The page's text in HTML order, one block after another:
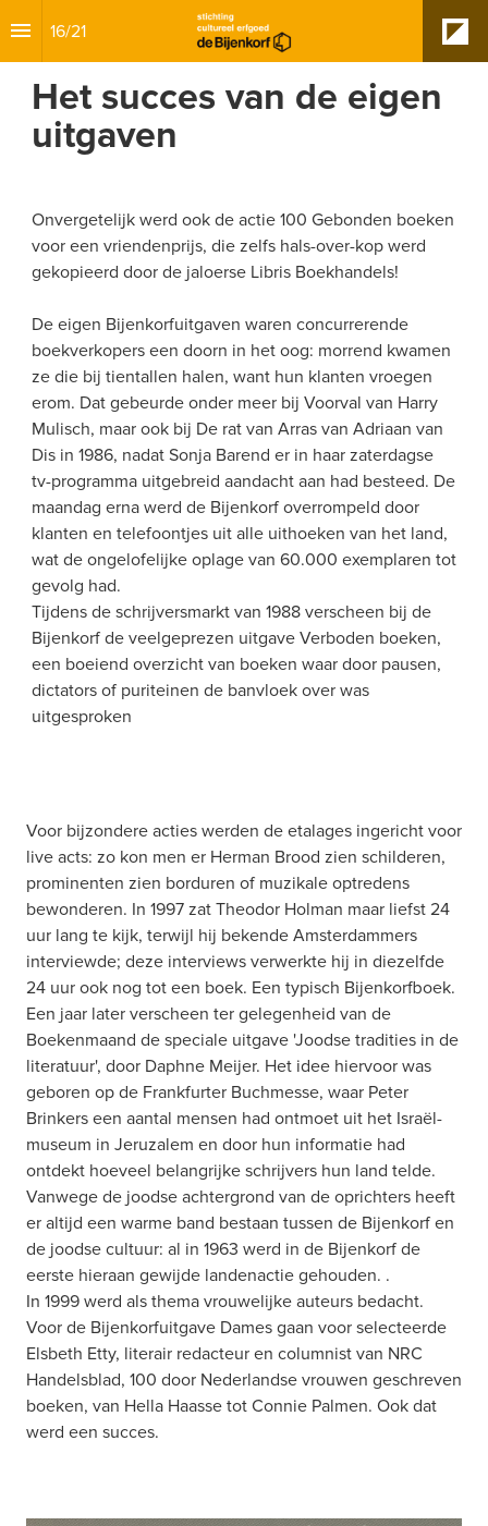
16/21
Het succes van de eigen
uitgaven
Onvergetelijk werd ook de actie 100 Gebonden boeken
voor een vriendenprijs, die zelfs hals-over-kop werd
gekopieerd door de jaloerse Libris Boekhandels!
De eigen Bijenkorfuitgaven waren concurrerende
boekverkopers een doorn in het oog: morrend kwamen
ze die bij tientallen halen, want hun klanten vroegen
erom. Dat gebeurde onder meer bij Voorval van Harry
Mulisch, maar ook bij De rat van Arras van Adriaan van
Dis in 1986, nadat Sonja Barend er in haar zaterdagse
tv-programma uitgebreid aandacht aan had besteed. De
maandag erna werd de Bijenkorf overrompeld door
klanten en telefoontjes uit alle uithoeken van het land,
wat de ongelofelijke oplage van 60.000 exemplaren tot
gevolg had.
Tijdens de schrijversmarkt van 1988 verscheen bij de
Bijenkorf de veelgeprezen uitgave Verboden boeken,
een boeiend overzicht van boeken waar door pausen,
dictators of puriteinen de banvloek over was
uitgesproken
Voor bijzondere acties werden de etalages ingericht voor
live acts: zo kon men er Herman Brood zien schilderen,
prominenten zien borduren of muzikale optredens
bewonderen. In 1997 zat Theodor Holman maar liefst 24
uur lang te kijk, terwijl hij bekende Amsterdammers
interviewde; deze interviews verwerkte hij in diezelfde
24 uur ook nog tot een boek. Een typisch Bijenkorfboek.
Een jaar later verscheen ter gelegenheid van de
Boekenmaand de speciale uitgave 'Joodse tradities in de
literatuur', door Daphne Meijer. Het idee hiervoor was
geboren op de Frankfurter Buchmesse, waar Peter
Brinkers een aantal mensen had ontmoet uit het Israël-
museum in Jeruzalem en door hun informatie had
ontdekt hoeveel belangrijke schrijvers hun land telde.
Vanwege de joodse achtergrond van de oprichters heeft
er altijd een warme band bestaan tussen de Bijenkorf en
de joodse cultuur: al in 1963 werd in de Bijenkorf de
eerste hieraan gewijde landenactie gehouden. .
In 1999 werd als thema vrouwelijke auteurs bedacht.
Voor de Bijenkorfuitgave Dames gaan voor selecteerde
Elsbeth Etty, literair redacteur en columnist van NRC
Handelsblad, 100 door Nederlandse vrouwen geschreven
boeken, van Hella Haasse tot Connie Palmen. Ook dat
werd een succes.